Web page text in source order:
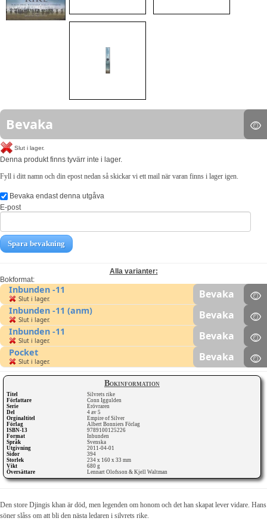
Bokinformation
Titel
Silvrets rike
Författare
Conn Iggulden
Serie
Erövraren
Del
4 av 5
Orginaltitel
Empire of Silver
Förlag
Albert Bonniers Förlag
ISBN-13
9789100125226
Format
Inbunden
Språk
Svenska
Utgivning
2011-04-01
Sidor
394
Storlek
234 x 160 x 33 mm
Vikt
680 g
Översättare
Lennart Olofsson & Kjell Waltman
Bevaka
Slut i lager.
Denna produkt finns tyvärr inte i lager.
Fyll i ditt namn och din epost nedan så skickar vi ett mail när varan finns i lager igen.
Bevaka endast denna utgåva
E-post
Spara bevakning
Alla varianter:
Bokformat:
Inbunden -11
Slut i lager. Bevaka
Inbunden -11 (anm)
Slut i lager. Bevaka
Inbunden -11
Slut i lager. Bevaka
Pocket
Slut i lager. Bevaka
Den store Djingis khan är död, men legenden om honom och det han skapat lever vidare. Hans
söner slåss om att bli den nästa ledaren i silvrets rike.